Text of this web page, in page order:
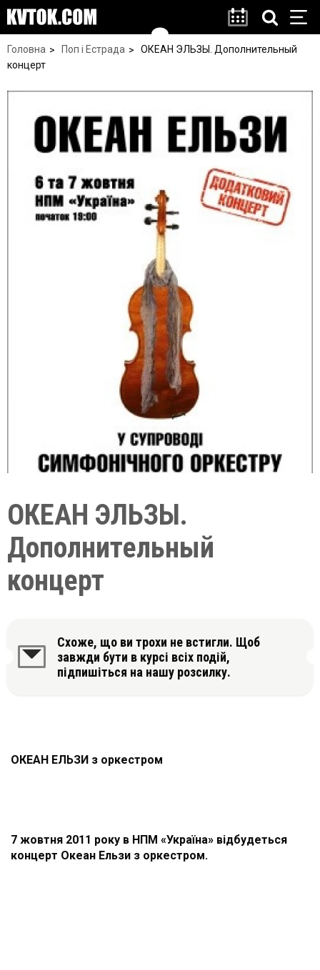
Головна Поп і Естрада
ОКЕАН ЭЛЬЗЫ. Дополнительный
концерт
ОКЕАН ЭЛЬЗЫ.
Дополнительный
концерт
Схоже, що ви трохи не встигли. Щоб
завжди бути в курсі всіх подій,
підпишіться на нашу розсилку.
ОКЕАН ЕЛЬЗИ з оркестром
7 жовтня 2011 року в НПМ «Україна» відбудеться
концерт Океан Ельзи з оркестром.